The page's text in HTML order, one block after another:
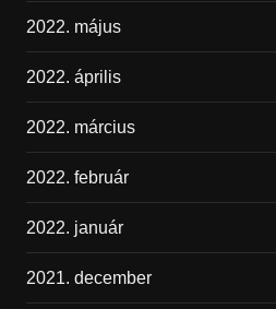
2022. május
2022. április
2022. március
2022. február
2022. január
2021. december